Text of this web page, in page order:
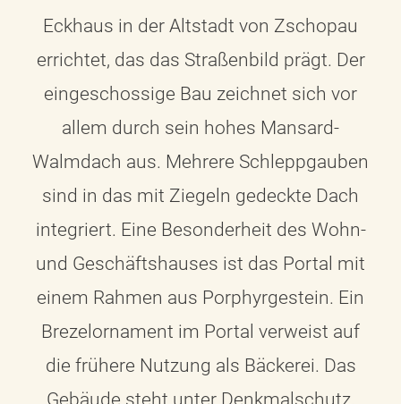
Eckhaus in der Altstadt von Zschopau
errichtet, das das Straßenbild prägt. Der
eingeschossige Bau zeichnet sich vor
allem durch sein hohes Mansard-
Walmdach aus. Mehrere Schleppgauben
sind in das mit Ziegeln gedeckte Dach
integriert. Eine Besonderheit des Wohn-
und Geschäftshauses ist das Portal mit
einem Rahmen aus Porphyrgestein. Ein
Brezelornament im Portal verweist auf
die frühere Nutzung als Bäckerei. Das
Gebäude steht unter Denkmalschutz.